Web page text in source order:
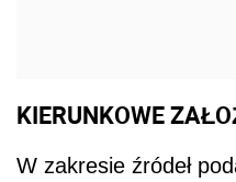
KIERUNKOWE
W zakresie źródeł